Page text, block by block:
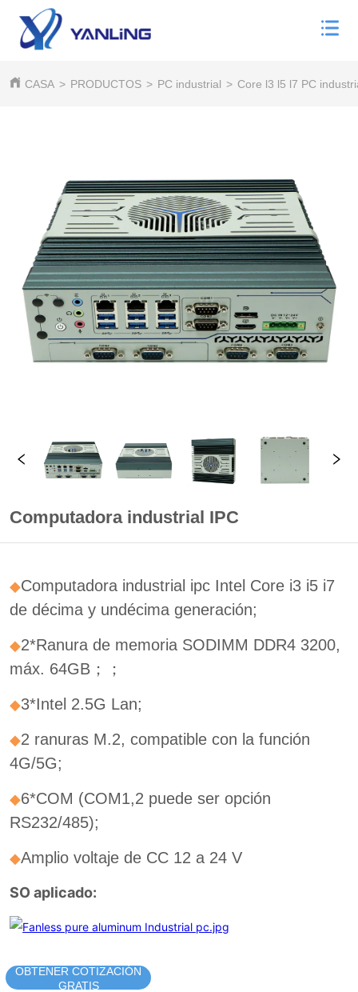
CASA > PRODUCTOS > PC industrial > Core l3 l5 l7 PC
Computadora industrial IPC
OBTENER COTIZACIÓN
GRATIS